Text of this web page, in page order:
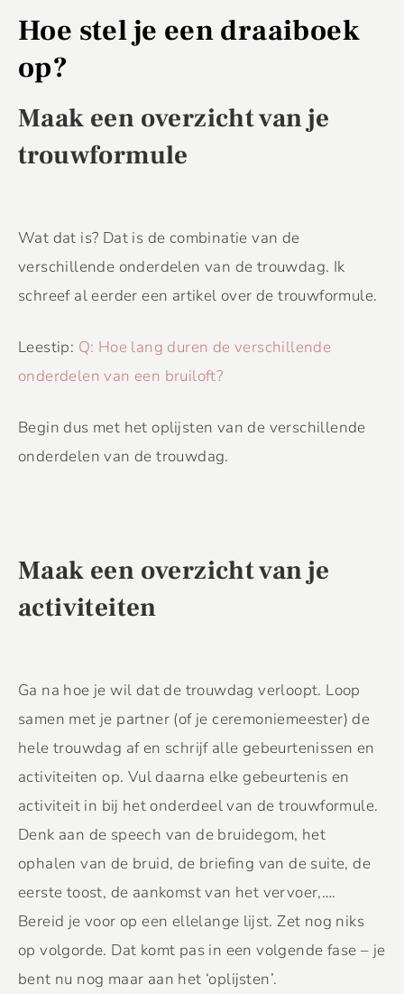
Hoe stel je een draaiboek
op?
Maak een overzicht van je
trouwformule
Wat dat is? Dat is de combinatie van de
verschillende onderdelen van de trouwdag. Ik
schreef al eerder een artikel over de trouwformule.
Leestip: Q: Hoe lang duren de verschillende
onderdelen van een bruiloft?
Begin dus met het oplijsten van de verschillende
onderdelen van de trouwdag.
Maak een overzicht van je
activiteiten
Ga na hoe je wil dat de trouwdag verloopt. Loop
samen met je partner (of je ceremoniemeester) de
hele trouwdag af en schrijf alle gebeurtenissen en
activiteiten op. Vul daarna elke gebeurtenis en
activiteit in bij het onderdeel van de trouwformule.
Denk aan de speech van de bruidegom, het
ophalen van de bruid, de briefing van de suite, de
eerste toost, de aankomst van het vervoer,….
Bereid je voor op een ellelange lijst. Zet nog niks
op volgorde. Dat komt pas in een volgende fase – je
bent nu nog maar aan het ‘oplijsten’.